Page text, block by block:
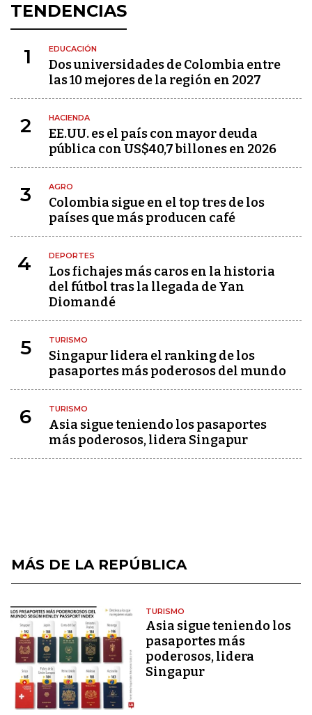
TENDENCIAS
1 EDUCACIÓN
Dos universidades de Colombia entre
las 10 mejores de la región en 2027
2 HACIENDA
EE.UU. es el país con mayor deuda
pública con US$40,7 billones en 2026
3 AGRO
Colombia sigue en el top tres de los
países que más producen café
4 DEPORTES
Los fichajes más caros en la historia
del fútbol tras la llegada de Yan
Diomandé
5 TURISMO
Singapur lidera el ranking de los
pasaportes más poderosos del mundo
6 TURISMO
Asia sigue teniendo los pasaportes
más poderosos, lidera Singapur
MÁS DE LA REPÚBLICA
TURISMO
Asia sigue teniendo los
pasaportes más
poderosos, lidera
Singapur